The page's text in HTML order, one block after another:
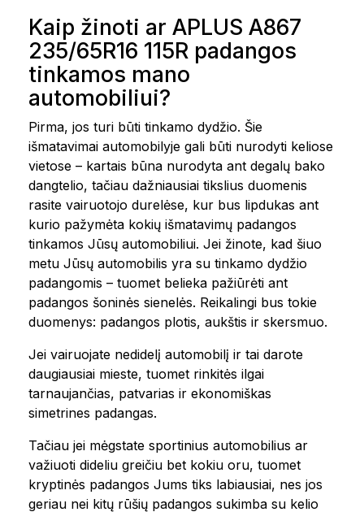
Kaip žinoti ar APLUS A867
235/65R16 115R padangos
tinkamos mano
automobiliui?
Pirma, jos turi būti tinkamo dydžio. Šie
išmatavimai automobilyje gali būti nurodyti keliose
vietose – kartais būna nurodyta ant degalų bako
dangtelio, tačiau dažniausiai tikslius duomenis
rasite vairuotojo durelėse, kur bus lipdukas ant
kurio pažymėta kokių išmatavimų padangos
tinkamos Jūsų automobiliui. Jei žinote, kad šiuo
metu Jūsų automobilis yra su tinkamo dydžio
padangomis – tuomet belieka pažiūrėti ant
padangos šoninės sienelės. Reikalingi bus tokie
duomenys: padangos plotis, aukštis ir skersmuo.
Jei vairuojate nedidelį automobilį ir tai darote
daugiausiai mieste, tuomet rinkitės ilgai
tarnaujančias, patvarias ir ekonomiškas
simetrines padangas.
Tačiau jei mėgstate sportinius automobilius ar
važiuoti dideliu greičiu bet kokiu oru, tuomet
kryptinės padangos Jums tiks labiausiai, nes jos
geriau nei kitų rūšių padangos sukimba su kelio